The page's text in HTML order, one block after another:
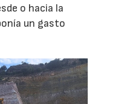
o hacia la
un gasto